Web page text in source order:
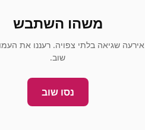
משהו השתבש
אירעה שגיאה בלתי צפויה. רעננו את
שוב.
נסו שוב